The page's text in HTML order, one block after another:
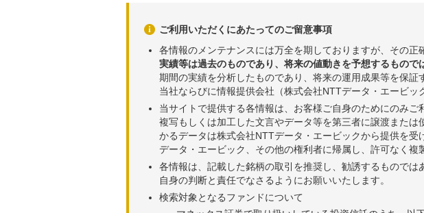
ご利用いただくにあたってのご留意事項
各情報のメンテナンスには万全を期しておりますが、その正
実績等は過去のものであり、将来の値動きを予想するもので
期間の実績を分析したものであり、将来の運用成果等を保
当社ならびに情報提供会社（株式会社NTTデータ・エービッ
当サイトで提供する各情報は、お客様ご自身のためにのみ
複写もしくは加工した文言やデータ等を第三者に譲渡また
かるデータは株式会社NTTデータ・エービックから提供を
データ・エービック、その他の権利者に帰属し、許可なく複
各情報は、記載した銘柄の取引を推奨し、勧誘するもので
自身の判断と責任でなさるようにお願いいたします。
検索対象となるファンドについて